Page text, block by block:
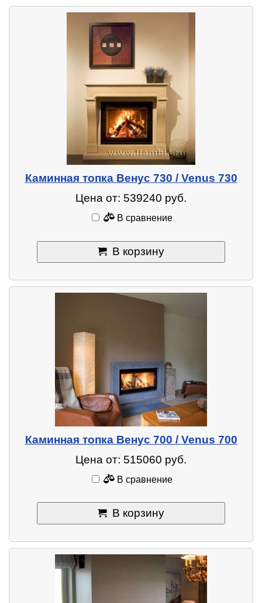
Каминная топка Венус 730 / Venus 730
Цена от: 539240 руб.
В сравнение
В корзину
Каминная топка Венус 700 / Venus 700
Цена от: 515060 руб.
В сравнение
В корзину